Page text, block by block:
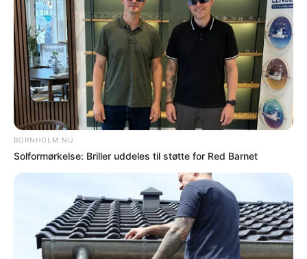
SENESTE I NOTER
NOTER
Bilist taget med håndholdt mobil under kørsel
NOTER
Chauffør fik straksbøde på 6.000 kroner
NOTER
Overlæsset varebil ved færgen –
virksomhedsejer sigtet
Politiet søger vidner efter påkørsel ved
Snogebæk Røgeri